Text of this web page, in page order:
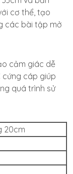
cơ thể, tạo
các bài tập mở
cảm giác dễ
cứng cáp giúp
quá trình sử
20cm